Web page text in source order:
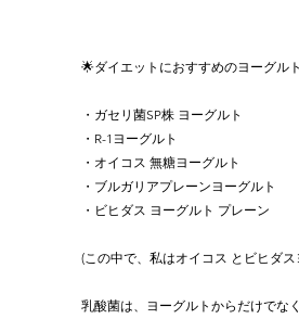
🌟ダイエットにおすすめのヨーグルト
・ガセリ菌SP株 ヨーグルト
・R-1ヨーグルト
・オイコス 無糖ヨーグルト
・ブルガリアプレーンヨーグルト
・ビヒダス ヨーグルト プレーン
(この中で、私はオイコス とビヒダ
乳酸菌は、ヨーグルトからだけでなく